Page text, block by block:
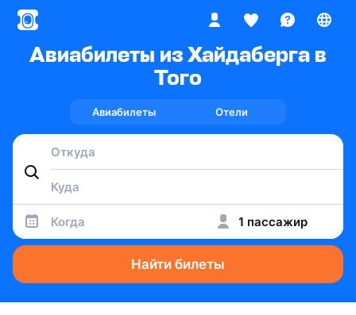
Авиабилеты из Хайдаберга в
Того
Авиабилеты Отели
Когда 1 пассажир
Найти билеты